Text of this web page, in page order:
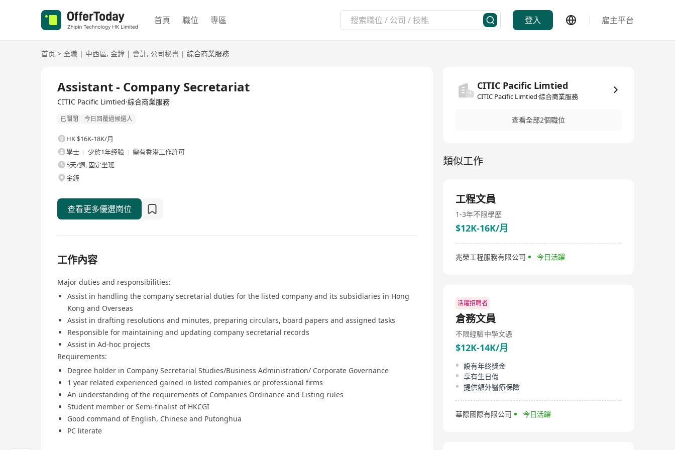
首頁 職位 專區 登入 雇主平台
首页 > 全職 | 中西區, 金鐘 | 會計, 公司秘書 | 綜合商業服務
Assistant - Company Secretariat
CITIC Pacific Limtied·綜合商業服務
已關閉 今日回覆過候選人
HK $16K-18K/月
學士
少於1年经验
需有香港工作許可
5天/週, 固定坐班
金鐘
查看更多優選崗位
工作內容
Major duties and responsibilities:
Assist in handling the company secretarial duties for the listed company and its subsidiaries in Hong
Kong and Overseas
Assist in drafting resolutions and minutes, preparing circulars, board papers and assigned tasks
Responsible for maintaining and updating company secretarial records
Assist in Ad-hoc projects
Requirements:
Degree holder in Company Secretarial Studies/Business Administration/ Corporate Governance
1 year related experienced gained in listed companies or professional firms
An understanding of the requirements of Companies Ordinance and Listing rules
Student member or Semi-finalist of HKCGI
Good command of English, Chinese and Putonghua
PC literate
CITIC Pacific Limtied
CITIC Pacific Limtied·綜合商業服務
查看全部2個職位
類似工作
工程文員
1-3年不限學歷
$12K-16K/月
兆榮工程服務有限公司 今日活躍
活躍招聘者
倉務文員
不限經驗中學文憑
$12K-14K/月
設有年終獎金
享有生日假
提供額外醫療保險
華際國際有限公司 今日活躍